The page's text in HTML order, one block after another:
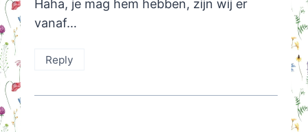
Haha, je mag hem hebben, zijn wij er
vanaf…
Reply